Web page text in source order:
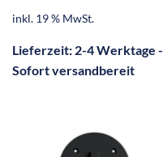
inkl. 19 % MwSt.
Lieferzeit: 2-4 Werktage -
Sofort versandbereit